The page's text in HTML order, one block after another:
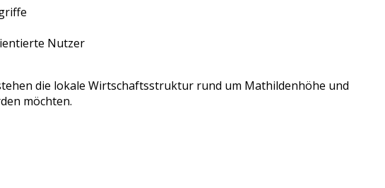
Nutzer
die lokale Wirtschaftsstruktur rund um Mathildenhöhe und
möchten.